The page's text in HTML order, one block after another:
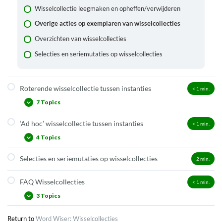
Wisselcollectie leegmaken en opheffen/verwijderen
Overige acties op exemplaren van wisselcollecties
Overzichten van wisselcollecties
Selecties en seriemutaties op wisselcollecties
Roterende wisselcollectie tussen instanties < 1 min.
7 Topics
Voorwaarden
Roterende collectie beheren
Exemplaren toevoegen aan een roterende collectie
Doorschuiven van een roterende collectie: exemplaren
actielijst
Afvoeren van exemplaren in een roterende collectie
‘Ad hoc’ wisselcollectie tussen instanties < 1 min.
4 Topics
Voorwaarden
Overzichten en statistieken
Selecties en seriemutaties op wisselcollecties 2 min.
FAQ Wisselcollecties < 1 min.
3 Topics
Kan de route van een roterende wisselcollectie aangepast
Return toWord Wiser: Wisselcollecties